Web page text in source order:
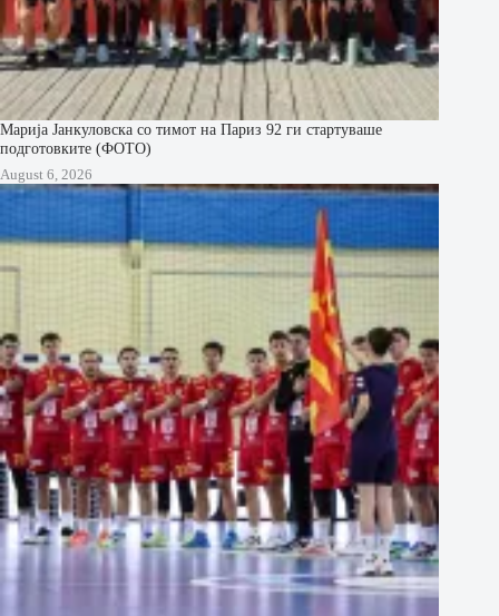
Марија Јанкуловска со тимот на Париз 92 ги стартуваше
подготовките (ФОТО)
August 6, 2026